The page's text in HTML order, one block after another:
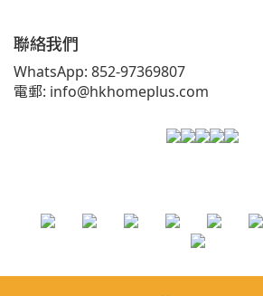
聯絡我們
WhatsApp: 852-97369807
電郵: info@hkhomeplus.com